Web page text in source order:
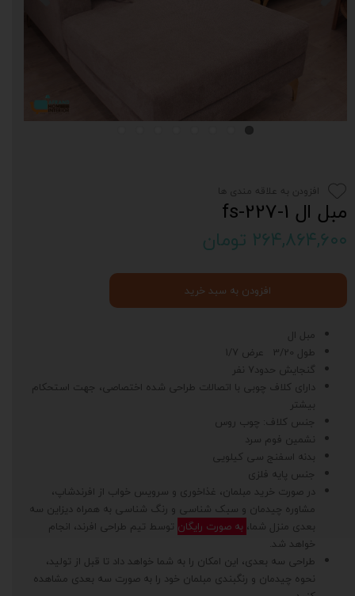
مبل ال fs-227-1
۲۶۴,۸۶۴,۶۰۰ تومان
مبل ال
طول 3/20 عرض 1/7
گنجایش حدود7 نفر
دارای کلاف چوبی با اتصالات طراحی شده اختصاصی، جهت استحکام
بیشتر
جنس کلاف: چوب روس
نشمین فوم سرد
بدنه اسفنج سی کیلویی
جنس پایه فلزی
در صورت خرید مبلمان، غذاخوری و سرویس خواب از افرندشاپ،
مشاوره چیدمان و سبک شناسی و رنگ شناسی به همراه دیزاین سه
بعدی منزل شما، به صورت رایگان توسط تیم طراحی افرند، انجام
خواهد شد.
طراحی سه بعدی، این امکان را به شما خواهد داد تا قبل از تولید،
نحوه چیدمان و رنگبندی مبلمان خود را به صورت سه بعدی مشاهده
افزودن به سبد خرید
افزودن به علاقه مندی ها